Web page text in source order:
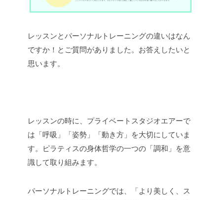
レッスンとパーソナルトレーニングの違いはなん
ですか！とご質問がありました。お答えしたいと
思います。
レッスンの時に、プライベートスタジオエアーで
は「呼吸」「姿勢」「動き方」を大切にしていま
す。ピラティスの身体哲学の一つの「調和」を意
識して取り組みます。
パーソナルトレーニングでは、「より美しく、ス